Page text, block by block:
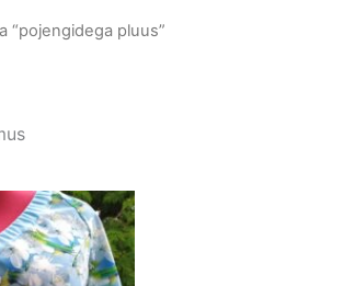
“pojengidega pluus”